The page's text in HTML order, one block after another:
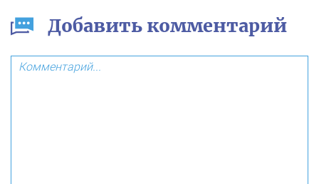
Добавить комментарий